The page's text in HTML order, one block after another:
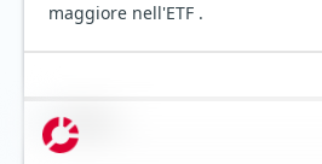
maggiore nell'ETF .
Nome